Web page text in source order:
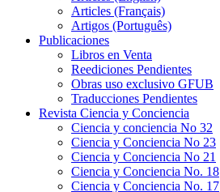
Articles (Français)
Artigos (Português)
Publicaciones
Libros en Venta
Reediciones Pendientes
Obras uso exclusivo GFUB
Traducciones Pendientes
Revista Ciencia y Conciencia
Ciencia y conciencia No 32
Ciencia y Conciencia No 23
Ciencia y Conciencia No 21
Ciencia y Conciencia No. 18
Ciencia y Conciencia No. 17